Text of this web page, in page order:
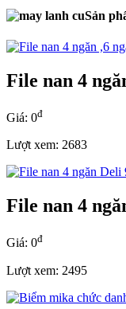
Sản
File nan 4
Giá: 0đ
Lượt xem: 2683
File nan 4
Giá: 0đ
Lượt xem: 2495